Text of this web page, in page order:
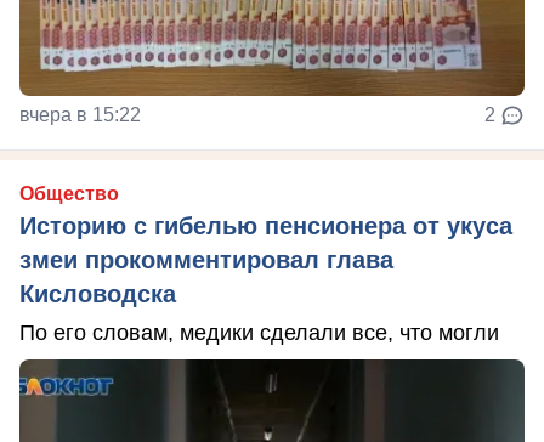
вчера в 15:22 2
Общество
Историю с гибелью пенсионера от укуса
змеи прокомментировал глава
Кисловодска
По его словам, медики сделали все, что могли